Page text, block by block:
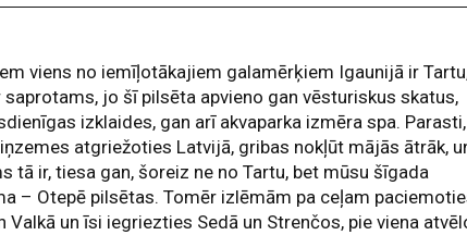
viens no iemīļotākajiem galamērķiem Igaunijā ir
saprotams, jo šī pilsēta apvieno gan vēsturiskus skatus,
izklaides, gan arī akvaparka izmēra spa. Parasti,
atgriežoties Latvijā, gribas nokļūt mājās ātrāk,
tā ir, tiesa gan, šoreiz ne no Tartu, bet mūsu šīgada
– Otepē pilsētas. Tomēr izlēmām pa ceļam
Valkā un īsi iegriezties Sedā un Strenčos, pie viena